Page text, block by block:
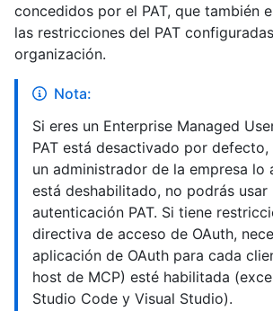
concedidos por el PAT, que también
las restricciones del PAT
organización.
Nota:
Si eres un Enterprise Managed
PAT está desactivado por defecto,
un administrador de la empresa lo
está deshabilitado, no podrás usar
autenticación PAT. Si tiene
directiva de acceso de OAuth,
aplicación de OAuth para cada
host de MCP) esté habilitada
Studio Code y Visual Studio).